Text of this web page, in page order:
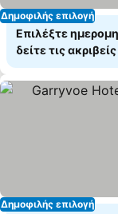
Δημοφιλής επιλογή
Επιλέξτε
δείτε τις
Δημοφιλής επιλογή